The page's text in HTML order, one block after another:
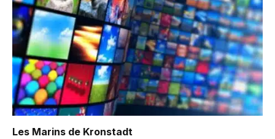
Les Marins de Kronstadt